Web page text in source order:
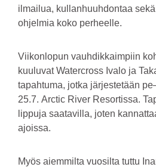
ilmailua, kullanhuuhdontaa
ohjelmia koko perheelle.
Viikonlopun vauhdikkaimpiin
kuuluvat Watercross Ivalo ja
tapahtuma, jotka järjestetään
25.7. Arctic River Resortissa.
lippuja saatavilla, joten
ajoissa.
Myös aiemmilta vuosilta tuttu